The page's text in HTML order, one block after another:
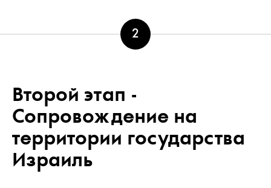
2
Второй этап -
Сопровождение на
территории государства
Израиль